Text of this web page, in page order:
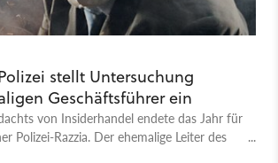
stellt Untersuchung
Geschäftsführer ein
von Insiderhandel endete das Jahr für
Polizei-Razzia. Der ehemalige Leiter des